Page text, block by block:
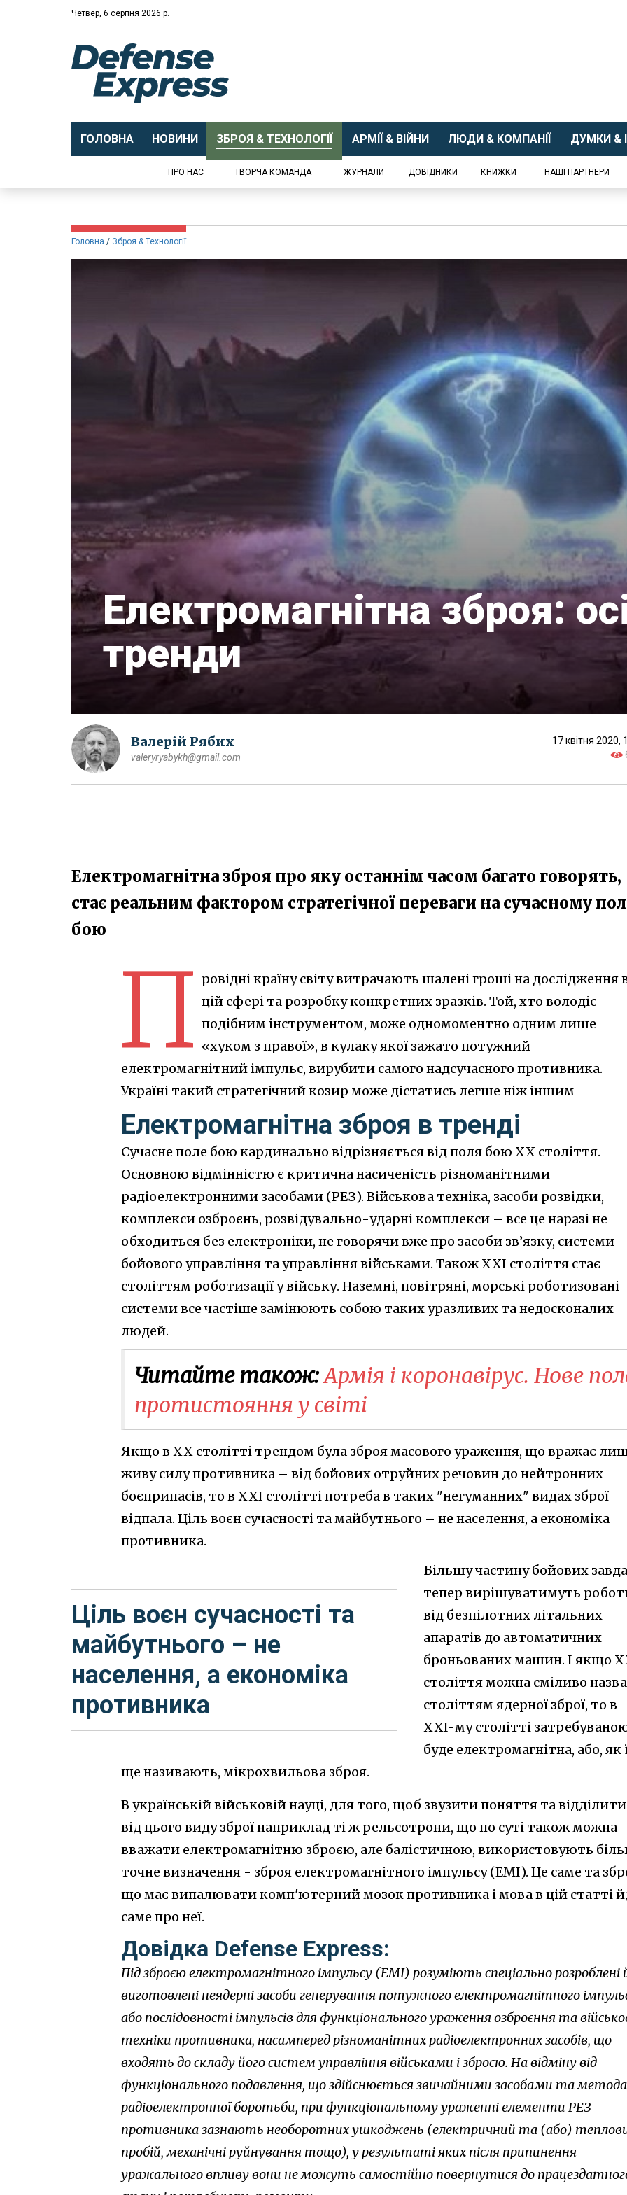
Четвер, 6 серпня 2026 р.
ГОЛОВНА НОВИНИ ЗБРОЯ & ТЕХНОЛОГІЇ АРМІЇ & ВІЙНИ ЛЮДИ & КОМПАНІЇ ДУМКИ &
ПРО НАС ТВОРЧА КОМАНДА ЖУРНАЛИ ДОВІДНИКИ КНИЖКИ НАШІ ПАРТНЕРИ
Головна Зброя & Технології
Електромагнітна зброя:
тренди
Валерій Рябих
valeryryabykh@gmail.com
17 квітня 2020,
Електромагнітна зброя про яку останнім часом багато говорять,
стає реальним фактором стратегічної переваги на сучасному
бою
П ровідні країну світу витрачають шалені гроші на дослідження
цій сфері та розробку конкретних зразків. Той, хто володіє
подібним інструментом, може одномоментно одним лише
«хуком з правої», в кулаку якої зажато потужний
електромагнітний імпульс, вирубити самого надсучасного противника.
Україні такий стратегічний козир може дістатись легше ніж іншим
Електромагнітна зброя в тренді
Сучасне поле бою кардинально відрізняється від поля бою XX століття.
Основною відмінністю є критична насиченість різноманітними
радіоелектронними засобами (РЕЗ). Військова техніка, засоби розвідки,
комплекси озброєнь, розвідувально-ударні комплекси – все це наразі не
обходиться без електроніки, не говорячи вже про засоби зв’язку, системи
бойового управління та управління військами. Також XXI століття стає
століттям роботизації у війську. Наземні, повітряні, морські роботизовані
системи все частіше замінюють собою таких уразливих та недосконалих
людей.
Читайте також:Армія і коронавірус. Нове
протистояння у світі
Якщо в XX столітті трендом була зброя масового ураження, що вражає
живу силу противника – від бойових отруйних речовин до нейтронних
боєприпасів, то в XXI столітті потреба в таких "негуманних" видах зброї
відпала. Ціль воєн сучасності та майбутнього – не населення, а економіка
противника.
Ціль воєн сучасності та
майбутнього – не
населення, а економіка
противника
Більшу частину бойових
тепер вирішуватимуть
від безпілотних літальних
апаратів до автоматичних
броньованих машин. І якщо
століття можна сміливо
століттям ядерної зброї, то в
XXI-му столітті
буде електромагнітна, або, як
ще називають, мікрохвильова зброя.
В українській військовій науці, для того, щоб звузити поняття та відділити
від цього виду зброї наприклад ті ж рельсотрони, що по суті також можна
вважати електромагнітню зброєю, але балістичною, використовують
точне визначення - зброя електромагнітного імпульсу (ЕМІ). Це саме та
що має випалювати комп'ютерний мозок противника і мова в цій статті
саме про неї.
Довідка Defense Express:
Під зброєю електромагнітного імпульсу (ЕМІ) розуміють спеціально розроблені
виготовлені неядерні засоби генерування потужного електромагнітного
або послідовності імпульсів для функціонального ураження озброєння та
техніки противника, насамперед різноманітних радіоелектронних засобів, що
входять до складу його систем управління військами і зброєю. На відміну від
функціонального подавлення, що здійснюється звичайними засобами та
радіоелектронної боротьби, при функціональному ураженні елементи РЕЗ
противника зазнають необоротних ушкоджень (електричний та (або)
пробій, механічні руйнування тощо), у результаті яких після припинення
уражального впливу вони не можуть самостійно повернутися до